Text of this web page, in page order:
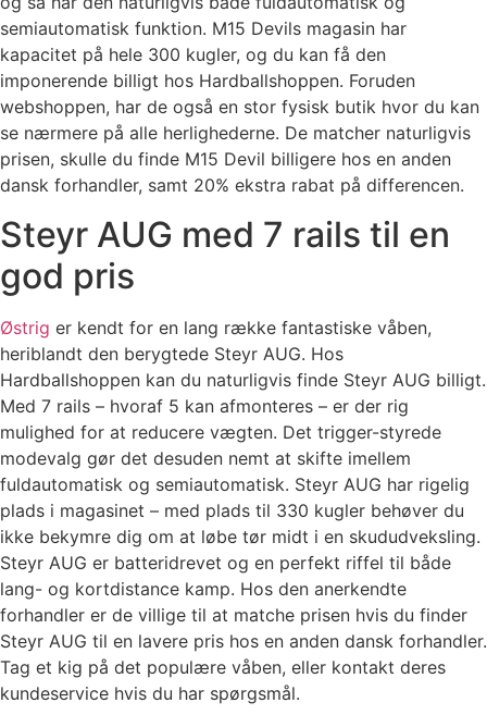
semiautomatisk funktion. M15 Devils magasin har
kapacitet på hele 300 kugler, og du kan få den
imponerende billigt hos Hardballshoppen. Foruden
webshoppen, har de også en stor fysisk butik hvor du kan
se nærmere på alle herlighederne. De matcher naturligvis
prisen, skulle du finde M15 Devil billigere hos en anden
dansk forhandler, samt 20% ekstra rabat på differencen.
Steyr AUG med 7 rails til en
god pris
Østrig er kendt for en lang række fantastiske våben,
heriblandt den berygtede Steyr AUG. Hos
Hardballshoppen kan du naturligvis finde Steyr AUG billigt.
Med 7 rails – hvoraf 5 kan afmonteres – er der rig
mulighed for at reducere vægten. Det trigger-styrede
modevalg gør det desuden nemt at skifte imellem
fuldautomatisk og semiautomatisk. Steyr AUG har rigelig
plads i magasinet – med plads til 330 kugler behøver du
ikke bekymre dig om at løbe tør midt i en skududveksling.
Steyr AUG er batteridrevet og en perfekt riffel til både
lang- og kortdistance kamp. Hos den anerkendte
forhandler er de villige til at matche prisen hvis du finder
Steyr AUG til en lavere pris hos en anden dansk forhandler.
Tag et kig på det populære våben, eller kontakt deres
kundeservice hvis du har spørgsmål.